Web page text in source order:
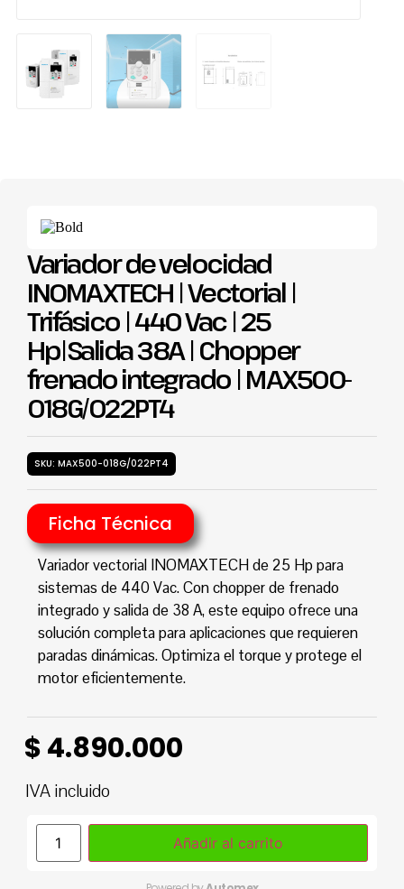
Variador de velocidad
INOMAXTECH | Vectorial |
Trifásico | 440 Vac | 25
Hp|Salida 38A | Chopper
frenado integrado | MAX500-
018G/022PT4
SKU: MAX500-018G/022PT4
Ficha Técnica
Variador vectorial INOMAXTECH de 25 Hp para
sistemas de 440 Vac. Con chopper de frenado
integrado y salida de 38 A, este equipo ofrece una
solución completa para aplicaciones que requieren
paradas dinámicas. Optimiza el torque y protege el
motor eficientemente.
$4.890.000
IVA incluido
Añadir al carrito